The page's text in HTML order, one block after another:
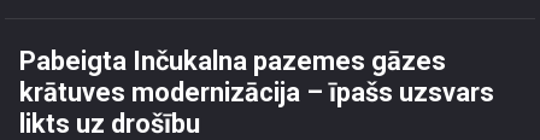
Pabeigta Inčukalna pazemes gāzes
krātuves modernizācija – īpašs uzsvars
likts uz drošību